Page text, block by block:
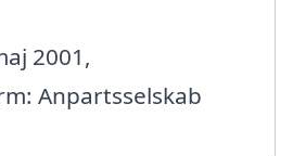
2001,
Anpartsselskab